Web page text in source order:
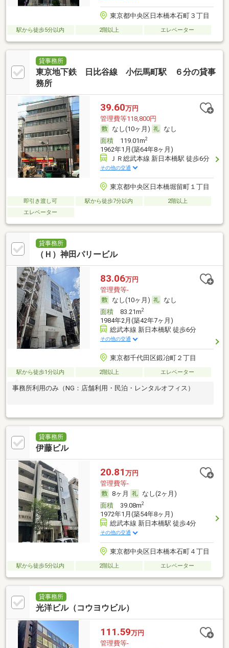
東京都中央区日本橋本石町３丁目
駅から徒歩5分以内 2階以上 エレベーター
貸事務所
東京地下鉄 日比谷線 小伝馬町駅 ６分の貸事
務所
39.60万円
管理費等118,800円
なし(10ヶ月)
なし
面積119.01m2
1962年1月(築64年8ヶ月)
ＪＲ総武本線 新日本橋駅 徒歩6分
その他の交通
東京都中央区日本橋堀留町１丁目
即引き渡し可 駅から徒歩7分以内
2階以上
エレベーター
貸事務所
（Ｈ）神田パリービル
83.06万円
管理費等-
なし(10ヶ月)
なし
面積83.21m2
1984年2月(築42年7ヶ月)
総武本線 新日本橋駅 徒歩6分
その他の交通
東京都千代田区鍛冶町２丁目
駅から徒歩1分以内 2階以上 エレベーター
事務所利用のみ（NG：店舗利用・民泊・レンタルオフィス）
貸事務所
伊藤ビル
20.81 万円
管理費等-
8ヶ月
なし(2ヶ月)
面積39.08m2
1972年1月(築54年8ヶ月)
総武本線 新日本橋駅 徒歩4分
その他の交通
東京都中央区日本橋本石町４丁目
駅から徒歩5分以内 2階以上 エレベーター
貸事務所
光洋ビル（コウヨウビル）
111.59万円
管理費等-